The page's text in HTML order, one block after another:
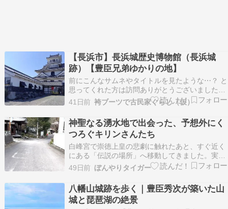
【長浜市】長浜城歴史博物館（長浜城
跡）【豊臣兄弟ゆかりの地】
前にこんなサムネやタイトルを見たような⋯？ と
思ってくれた方は訪問ありがとうございました。
同じサムネとタイトルでまっさらな状態で投稿
されてましたね。 間違えた訳ではありませぬ。
なんなら超ギリギリまでブログを書いており 大河
ドラマ『豊臣兄弟！』終了時間に投稿じゃ！ →
急…
41日前 袴ブーツで古民家ぐらし（仮）
神聖なる湧水地で出会った、予想外にく
つろぐキリンさんたち
白峰宮で崇徳上皇の悲劇に触れたあと、すぐ近く
にある「伝説の場所」へ移動してきました。実は
ここもまた、城山神社で聞いたあの「悪魚伝説」
ゆかりの地です。てくてく。白
49日前 ぼんやりタイガー
八幡山城跡を歩く｜豊臣秀次が築いた山
城と琵琶湖の絶景